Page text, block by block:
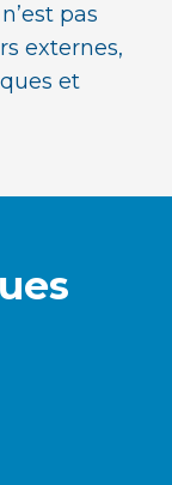
pas
externes,
et